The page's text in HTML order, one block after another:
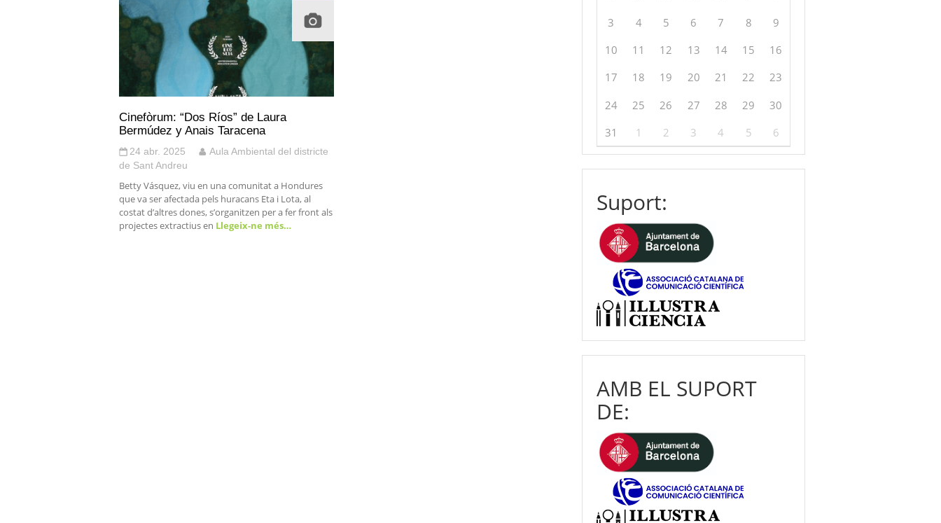
Cinefòrum: “Dos Ríos” de Laura
Bermúdez y Anais Taracena
24 abr. 2025
Aula Ambiental del districte
de Sant Andreu
Betty Vásquez, viu en una comunitat a Hondures
que va ser afectada pels huracans Eta i Lota, al
costat d’altres dones, s’organitzen per a fer front als
projectes extractius en Llegeix-ne més…
3
4 5 6 7 8
9
10
11 12 13 14 15
16
17
18 19 20 21 22
23
24
25 26 27 28 29
30
31
1 2 3 4 5 6
Suport:
AMB EL SUPORT
DE: